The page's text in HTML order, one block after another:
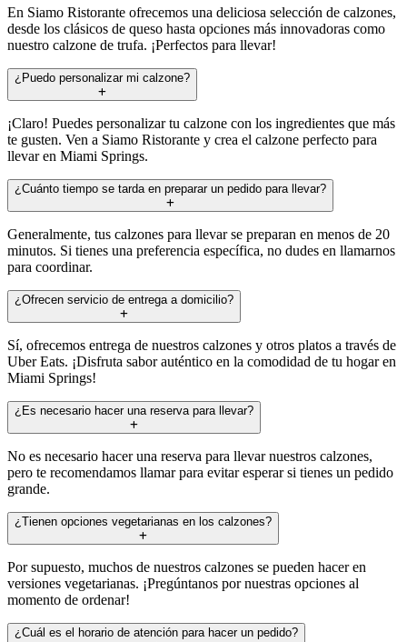
En Siamo Ristorante ofrecemos una deliciosa selección de calzones,
desde los clásicos de queso hasta opciones más innovadoras como
nuestro calzone de trufa. ¡Perfectos para llevar!
¿Puedo personalizar mi calzone?
¡Claro! Puedes personalizar tu calzone con los ingredientes que más
te gusten. Ven a Siamo Ristorante y crea el calzone perfecto para
llevar en Miami Springs.
¿Cuánto tiempo se tarda en preparar un pedido para llevar?
Generalmente, tus calzones para llevar se preparan en menos de 20
minutos. Si tienes una preferencia específica, no dudes en llamarnos
para coordinar.
¿Ofrecen servicio de entrega a domicilio?
Sí, ofrecemos entrega de nuestros calzones y otros platos a través de
Uber Eats. ¡Disfruta sabor auténtico en la comodidad de tu hogar en
Miami Springs!
¿Es necesario hacer una reserva para llevar?
No es necesario hacer una reserva para llevar nuestros calzones,
pero te recomendamos llamar para evitar esperar si tienes un pedido
grande.
¿Tienen opciones vegetarianas en los calzones?
Por supuesto, muchos de nuestros calzones se pueden hacer en
versiones vegetarianas. ¡Pregúntanos por nuestras opciones al
momento de ordenar!
¿Cuál es el horario de atención para hacer un pedido?